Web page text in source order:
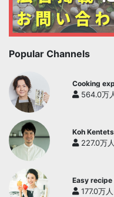
Popular Channels
Cooking
564.0万
Koh
official
227.0万人
Easy
Yukari's
177.0万人